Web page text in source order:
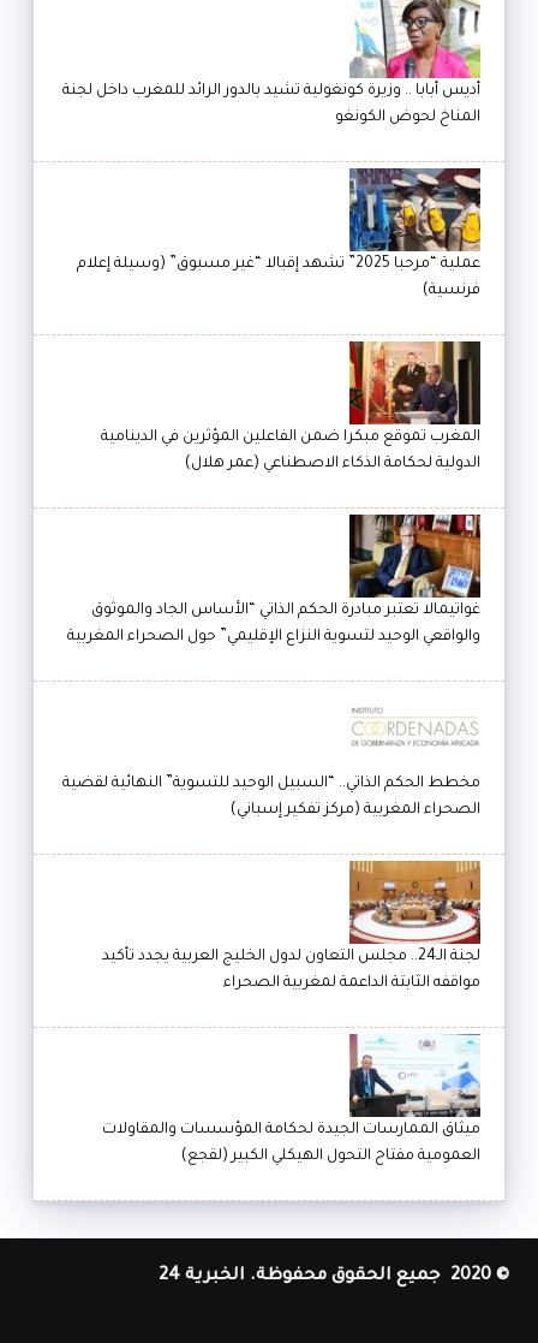
أديس أبابا .. وزيرة كونغولية تشيد بالدور الرائد للمغرب داخل لجنة
المناخ لحوض الكونغو
عملية “مرحبا 2025” تشهد إقبالا “غير مسبوق” (وسيلة إعلام
فرنسية)
المغرب تموقع مبكرا ضمن الفاعلين المؤثرين في الدينامية
الدولية لحكامة الذكاء الاصطناعي (عمر هلال)
غواتيمالا تعتبر مبادرة الحكم الذاتي “الأساس الجاد والموثوق
والواقعي الوحيد لتسوية النزاع الإقليمي” حول الصحراء المغربية
مخطط الحكم الذاتي.. “السبيل الوحيد للتسوية” النهائية لقضية
الصحراء المغربية (مركز تفكير إسباني)
لجنة الـ24.. مجلس التعاون لدول الخليج العربية يجدد تأكيد
مواقفه الثابتة الداعمة لمغربية الصحراء
ميثاق الممارسات الجيدة لحكامة المؤسسات والمقاولات
العمومية مفتاح التحول الهيكلي الكبير (لقجع)
© 2020 جميع الحقوق محفوظة. الخبرية 24